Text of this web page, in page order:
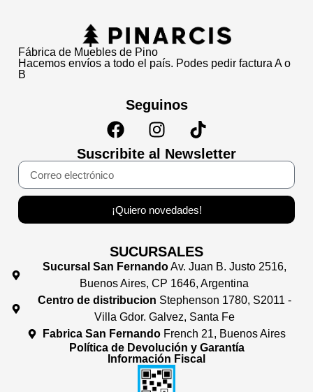
Fábrica de Muebles de Pino
Hacemos envíos a todo el país. Podes pedir factura A o
B
Seguinos
Suscribite al Newsletter
¡Quiero novedades!
SUCURSALES
Sucursal San FernandoAv. Juan B. Justo 2516,
Buenos Aires, CP 1646, Argentina
Centro de distribucion Stephenson 1780, S2011 -
Villa Gdor. Galvez, Santa Fe
Fabrica San Fernando French 21, Buenos Aires
Política de Devolución y Garantía
Información Fiscal